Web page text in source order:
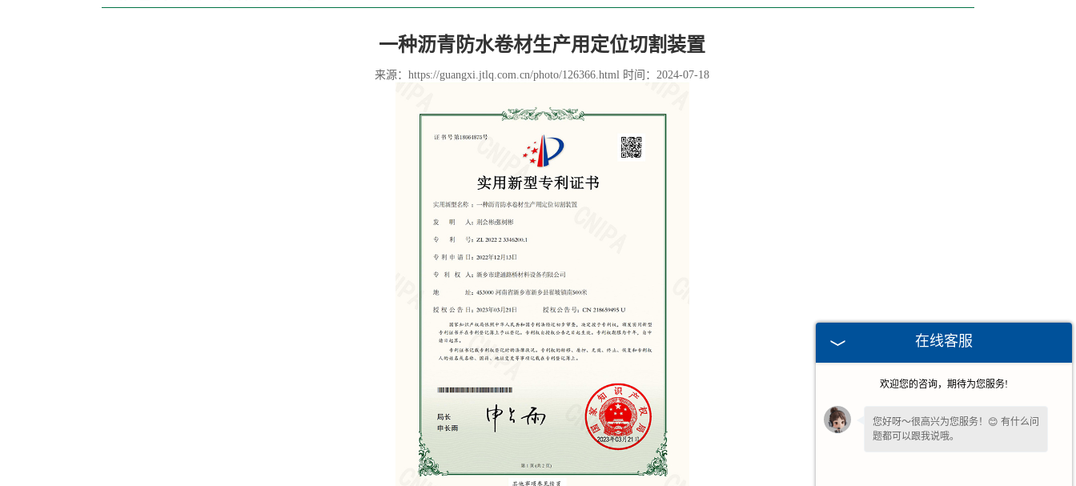
一种沥青防水卷材生产用定位切割装置
来源： https://guangxi.jtlq.com.cn/photo/126366.html 时间：2024-07-18
在线客服
欢迎您的咨询，期待为您服务!
您好呀～很高兴为您服务！😊 有什么问
题都可以跟我说哦。